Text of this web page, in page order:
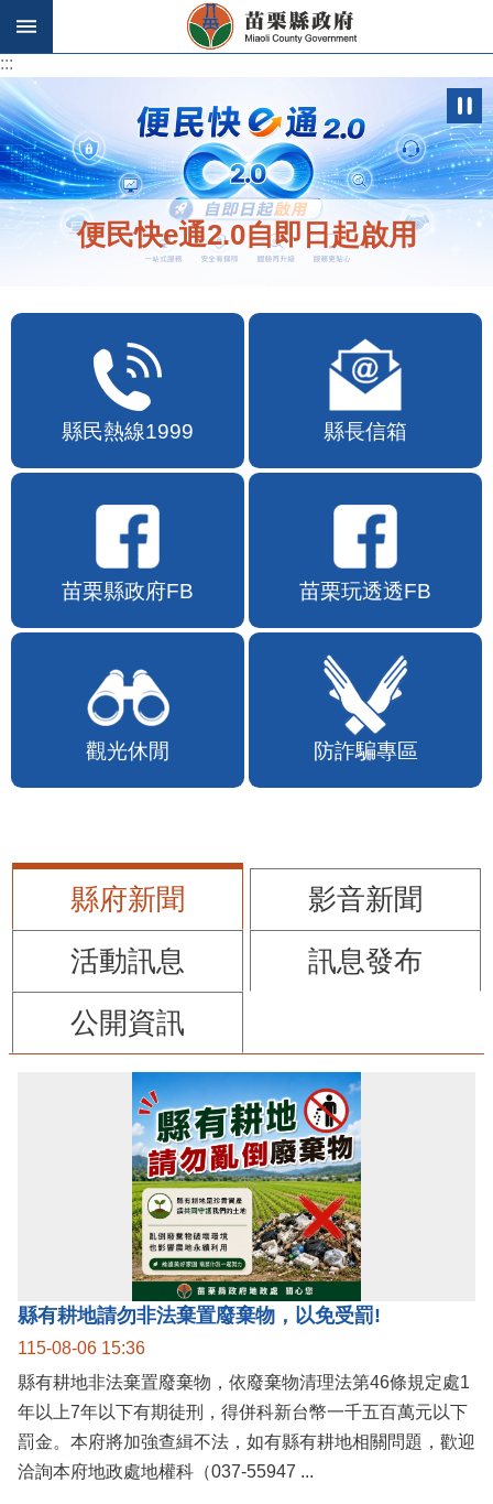
跳到主要內容區塊
:::
:::
歡迎在地店家加入苗栗幣合作行列
縣民熱線1999 縣長信箱
苗栗縣政府FB 苗栗玩透透FB
觀光休閒 防詐騙專區
縣府新聞
影音新聞
活動訊息
訊息發布
公開資訊
縣有耕地請勿非法棄置廢棄物，以免受罰!
115-08-06 15:36
縣有耕地非法棄置廢棄物，依廢棄物清理法第46條規定處1
年以上7年以下有期徒刑，得併科新台幣一千五百萬元以下
罰金。本府將加強查緝不法，如有縣有耕地相關問題，歡迎